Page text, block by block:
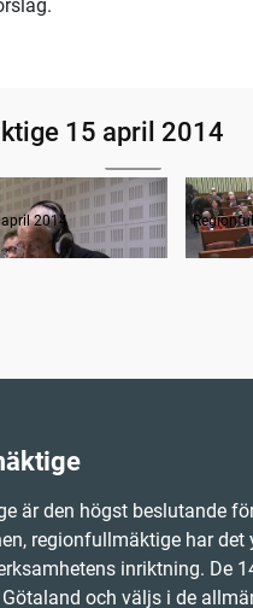
15 april 2014
2014
är den högst beslutande
regionfullmäktige har
inriktning. De
och väljs i de